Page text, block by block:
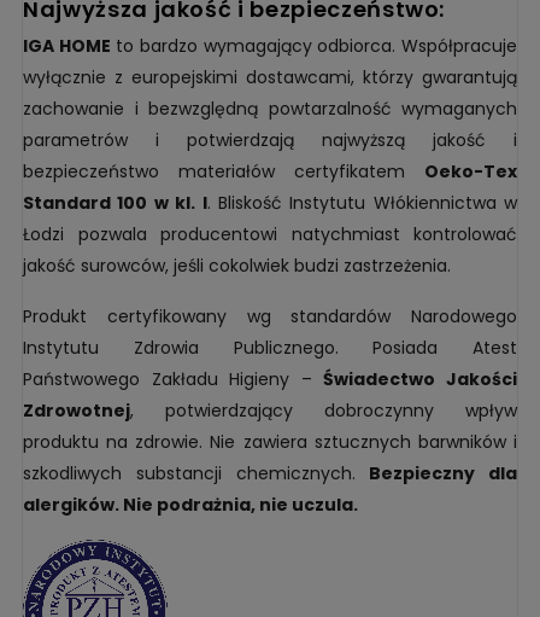
najwyższa jakość i bezpieczeństwo:
IGA HOME to bardzo wymagający odbiorca. Współpracuje
wyłącznie z europejskimi dostawcami, którzy gwarantują
zachowanie i bezwzględną powtarzalność wymaganych
parametrów i potwierdzają najwyższą jakość i
bezpieczeństwo materiałów certyfikatem Oeko-Tex
Standard 100 w kl. I. Bliskość Instytutu Włókiennictwa w
Łodzi pozwala producentowi natychmiast kontrolować
jakość surowców, jeśli cokolwiek budzi zastrzeżenia.
Produkt certyfikowany wg standardów Narodowego
Instytutu Zdrowia Publicznego. Posiada Atest
Państwowego Zakładu Higieny –Świadectwo Jakości
Zdrowotnej, potwierdzający dobroczynny wpływ
produktu na zdrowie. Nie zawiera sztucznych barwników i
szkodliwych substancji chemicznych. Bezpieczny dla
alergików. Nie podrażnia, nie uczula.